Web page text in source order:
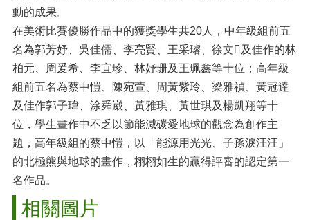
動的成果。
在美術比賽優勝作品中的獲獎學生共20人，中年級組前五
名為郭芳妤、吳佳儒、李亮賢、王采璿、徐文及佳作的林
柏元、周爰希、李宜珍、林妤珊及王珮鑫等十位；高年級
組前五名為蔡中愷、陳宛萱、周黃紫玲、梁雅禎、黃冠達
及佳作郭子瑋、涂舜崴、黃雅琪、黃世琪及楊凱翔等十
位，學生畫作中不乏以節能減碳愛地球的觀念為創作主
題，高年級組的蔡中愷，以「能源用光光、子孫淚汪汪」
的北極熊與地球的畫作，栩栩如生的贏得評審的認定第一
名作品。
相關圖片